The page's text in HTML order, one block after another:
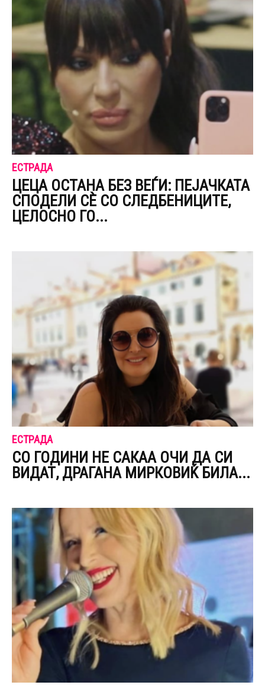
ЕСТРАДА
ЦЕЦА ОСТАНА БЕЗ ВЕЃИ: ПЕЈАЧКАТА
СПОДЕЛИ СЀ СО CЛЕДБЕНИЦИТЕ,
ЦЕЛОСНО ГО...
ЕСТРАДА
СО ГОДИНИ НЕ САКАА ОЧИ ДА СИ
ВИДАТ, ДРАГАНА МИРКОВИЌ БИЛА...